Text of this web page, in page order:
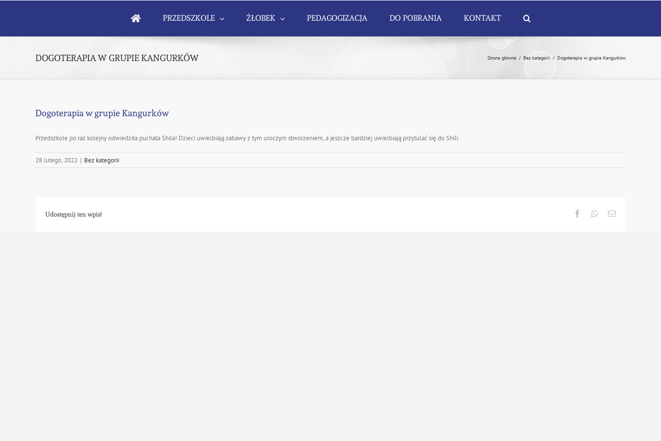
PRZEDSZKOLE ŻŁOBEK PEDAGOGIZACJA DO POBRANIA KONTAKT
DOGOTERAPIA W GRUPIE KANGURKÓW Strona główna / Bez kategorii / Dogoterapia w grupie Kangurków
Dogoterapia w grupie Kangurków
Przedszkole po raz kolejny odwiedziła puchata Shila! Dzieci uwielbiają zabawy z tym uroczym stworzeniem, a jeszcze bardziej uwielbiają przytulać się do Shili.
28 lutego, 2022 | Bez kategorii
Udostępnij ten wpis! FacebookWhatsapp
Email